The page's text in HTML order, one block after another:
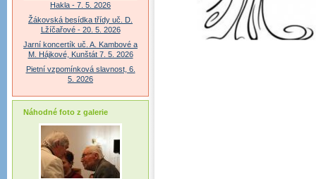
Hakla - 7. 5. 2026
Žákovská besídka třídy uč. D.
Lžíčařové - 20. 5. 2026
Jarní koncertík uč. A. Kambové a
M. Hájkové, Kunštát 7. 5. 2026
Pietní vzpomínková slavnost, 6.
5. 2026
Náhodné foto z galerie